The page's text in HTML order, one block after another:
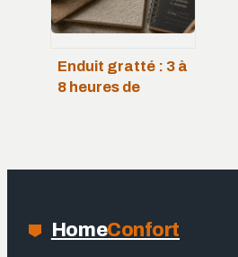
Enduit gratté : 3 à
8 heures de
HomeConfort